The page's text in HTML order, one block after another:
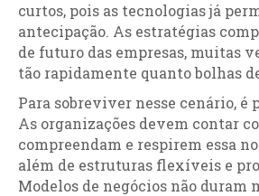
curtos, pois as tecnologias já
antecipação. As estratégias
de futuro das empresas, muitas
tão rapidamente quanto bolhas
Para sobreviver nesse cenário, é
As organizações devem contar
compreendam e respirem essa
além de estruturas flexíveis e
Modelos de negócios não duram